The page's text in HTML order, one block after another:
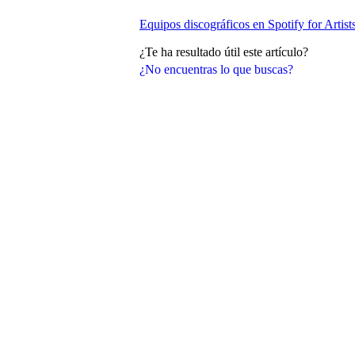
¿No encuentras lo que buscas?
Equipos discográficos en Spotify for
¿Te ha resultado útil este artículo?